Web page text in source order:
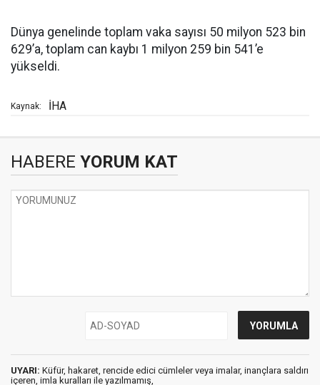
Dünya genelinde toplam vaka sayısı 50 milyon 523 bin
629’a, toplam can kaybı 1 milyon 259 bin 541’e
yükseldi.
Kaynak: İHA
HABERE YORUM KAT
UYARI: Küfür, hakaret, rencide edici cümleler veya imalar, inançlara saldırı
içeren, imla kuralları ile yazılmamış,